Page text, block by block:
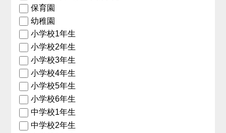
保育園
幼稚園
小学校1年生
小学校2年生
小学校3年生
小学校4年生
小学校5年生
小学校6年生
中学校1年生
中学校2年生